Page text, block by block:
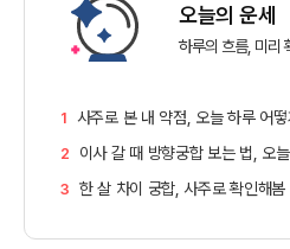
오늘의 운세
하루의 흐름, 미리
1 사주로 본 내 약점, 오늘 하루 어
2 이사 갈 때 방향궁합 보는 법, 오늘
3 한 살 차이 궁합, 사주로 확인해봄